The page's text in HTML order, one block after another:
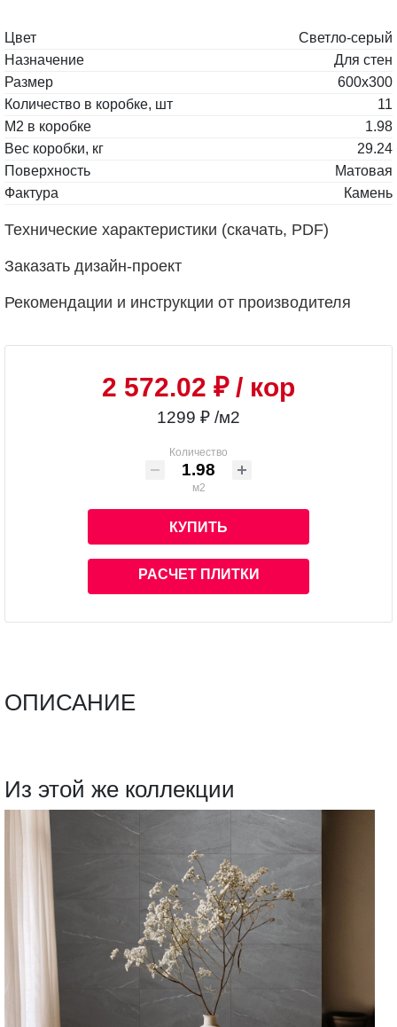
Цвет
Светло-серый
Назначение
Для стен
Размер
600x300
Количество в коробке, шт
11
М2 в коробке
1.98
Вес коробки, кг
29.24
Поверхность
Матовая
Фактура
Камень
Технические характеристики (скачать, PDF)
Заказать дизайн-проект
Рекомендации и инструкции от производителя
2 572.02 ₽/ кор
1299 ₽ /м2
Количество
м2
КУПИТЬ
РАСЧЕТ ПЛИТКИ
ОПИСАНИЕ
Из этой же коллекции